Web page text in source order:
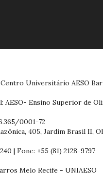
Universitário AESO
AESO- Ensino Superior de
0001-72
405, Jardim Brasil II,
| Fone: +55 (81) 2128-9797
Melo Recife - UNIAESO